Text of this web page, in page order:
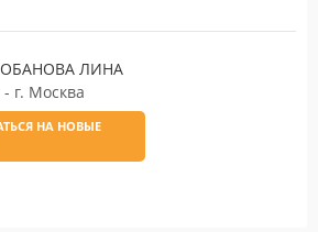
ЛИНА
- г. Москва
НА НОВЫЕ